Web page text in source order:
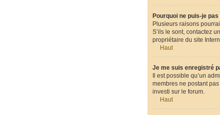
Pourquoi ne puis-je
Plusieurs raisons
S’ils le sont, contactez
propriétaire du site
Haut
Je me suis enregistré
Il est possible qu’un
membres ne postant
investi sur le forum.
Haut